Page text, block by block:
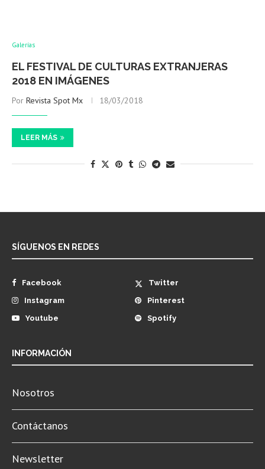
Galerías
EL FESTIVAL DE CULTURAS EXTRANJERAS
2018 EN IMÁGENES
Por Revista Spot Mx 18/03/2018
LEER MÁS
SÍGUENOS EN REDES
Facebook
Twitter
Instagram
Pinterest
Youtube
Spotify
INFORMACIÓN
Nosotros
Contáctanos
Newsletter